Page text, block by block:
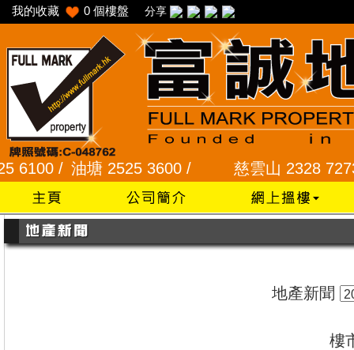
我的收藏 0 個樓盤 分享
/油塘 2525 3600 / 慈雲山 2328 7273 /龍
地產新聞
樓